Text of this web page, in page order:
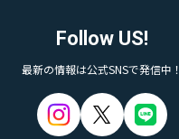
Follow US!
最新の情報は公式SNSで発信中！